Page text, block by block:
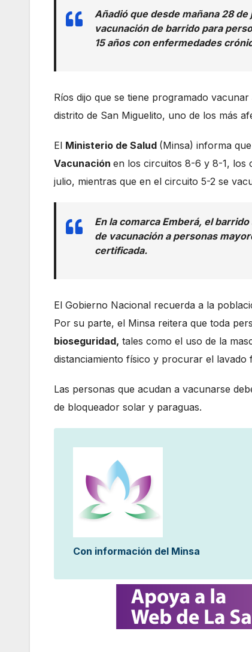
Añadió que desde mañana 28
vacunación de barrido para
15 años con enfermedades
Ríos dijo que se tiene programado vacunar
distrito de San Miguelito, uno de los más
El Ministerio de Salud (Minsa) informa
Vacunación en los circuitos 8-6 y 8-1, los
julio, mientras que en el circuito 5-2 se
En la comarca Emberá, el
de vacunación a personas
certificada.
El Gobierno Nacional recuerda a la
Por su parte, el Minsa reitera que toda
bioseguridad, tales como el uso de la
distanciamiento físico y procurar el
Las personas que acudan a vacunarse
de bloqueador solar y paraguas.
Con información del Minsa